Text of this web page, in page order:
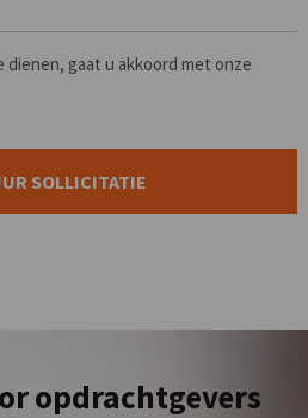
dienen, gaat u akkoord met onze
opdrachtgevers